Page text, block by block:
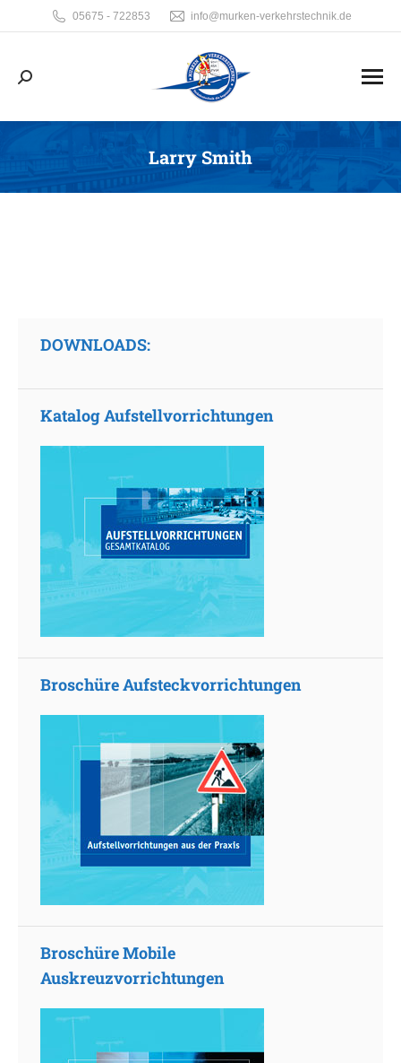
05675 - 722853 info@murken-verkehrstechnik.de
Search:
Larry Smith
Sie befinden sich hier:
DOWNLOADS:
Katalog Aufstellvorrichtungen
Broschüre Aufsteckvorrichtungen
Broschüre Mobile
Auskreuzvorrichtungen